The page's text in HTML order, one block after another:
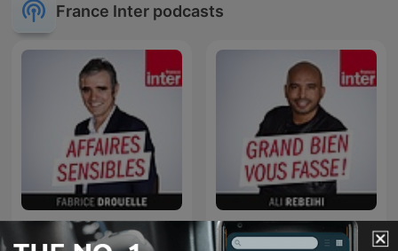
France Inter podcasts
Affaires sensibles Grand bien vous fasse !